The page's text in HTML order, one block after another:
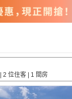
| 2 位住客 | 1 間房